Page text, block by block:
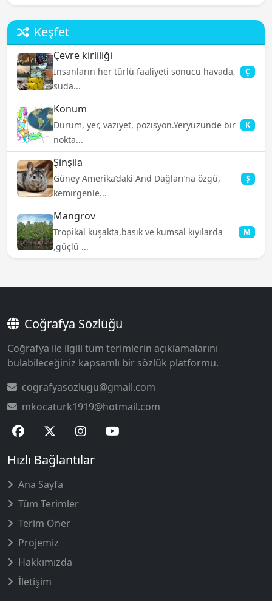
Keşfet
Çevre kirliliği
İnsanların her türlü faaliyeti sonucu havada,
suda...
Ç
Konum
Durum, yer, vaziyet, pozisyon.Yeryüzünde bir
nokta...
K
Şinşila
Güney Amerika’daki And Dağları’na özgü,
kemirgenle...
Ş
Mangrov
Tropikal kuşakta,basık ve kumsal kıyılarda
,güçlü ...
M
Coğrafya Sözlüğü
Coğrafya ile ilgili tüm terimlerin açıklamalarını
bulabileceğiniz kapsamlı bir sözlük platformu.
cografyasozlugu@gmail.com
mkocaturk1919@hotmail.com
Hızlı Bağlantılar
Ana Sayfa
Tüm Terimler
Terim Öner
Projemiz
Hakkımızda
İletişim